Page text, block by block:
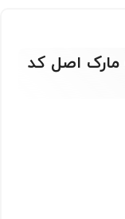
کوله پشتی اولانشی oulanshi مارک اصل کد